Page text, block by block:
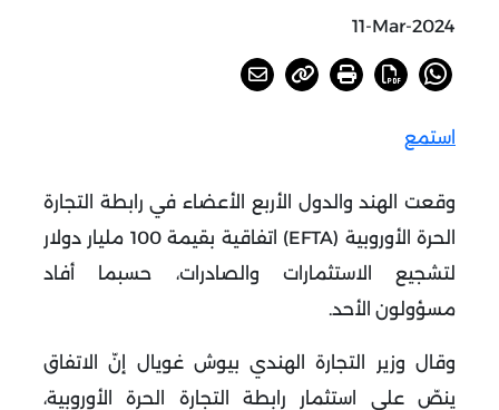
11-Mar-2024
استمع
وقعت الهند والدول الأربع الأعضاء في رابطة التجارة
الحرة الأوروبية (EFTA) اتفاقية بقيمة 100 مليار دولار
لتشجيع الاستثمارات والصادرات، حسبما أفاد
مسؤولون الأحد.
وقال وزير التجارة الهندي بيوش غويال إنّ الاتفاق
ينصّ على استثمار رابطة التجارة الحرة الأوروبية،